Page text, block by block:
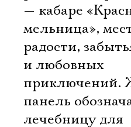
— кабаре
мельница»,
радости,
и любовных
приключений.
панель
лечебницу для